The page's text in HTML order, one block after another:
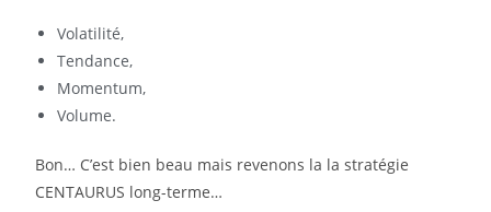
Volatilité,
Tendance,
Momentum,
Volume.
Bon… C’est bien beau mais revenons la la stratégie
CENTAURUS long-terme…